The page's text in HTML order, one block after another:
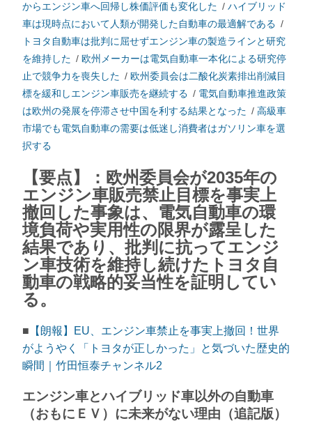
からエンジン車へ回帰し株価評価も変化した / ハイブリッド
車は現時点において人類が開発した自動車の最適解である /
トヨタ自動車は批判に屈せずエンジン車の製造ラインと研究
を維持した / 欧州メーカーは電気自動車一本化による研究停
止で競争力を喪失した / 欧州委員会は二酸化炭素排出削減目
標を緩和しエンジン車販売を継続する / 電気自動車推進政策
は欧州の発展を停滞させ中国を利する結果となった / 高級車
市場でも電気自動車の需要は低迷し消費者はガソリン車を選
択する
【要点】：欧州委員会が2035年の
エンジン車販売禁止目標を事実上
撤回した事象は、電気自動車の環
境負荷や実用性の限界が露呈した
結果であり、批判に抗ってエンジ
ン車技術を維持し続けたトヨタ自
動車の戦略的妥当性を証明してい
る。
■ 【朗報】EU、エンジン車禁止を事実上撤回！世界
がようやく「トヨタが正しかった」と気づいた歴史的
瞬間｜竹田恒泰チャンネル2
エンジン車とハイブリッド車以外の自動車
（おもにＥＶ）に未来がない理由（追記版）